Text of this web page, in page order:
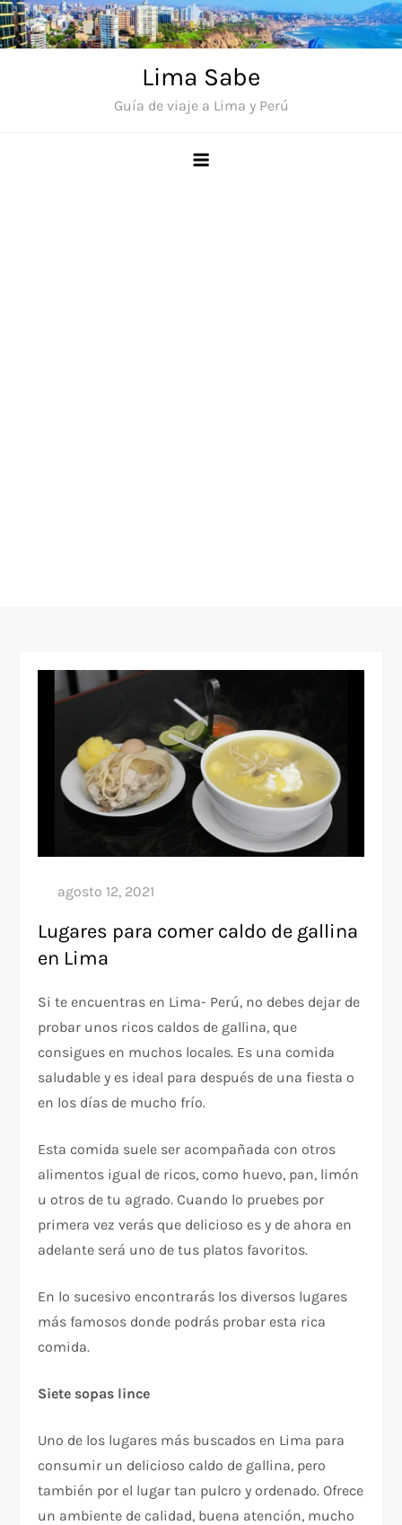
Saltar
al
Lima Sabe
Guía de viaje a Lima y Perú
Lugares para comer caldo de gallina
en Lima
Si te encuentras en Lima- Perú, no debes dejar de
probar unos ricos caldos de gallina, que
consigues en muchos locales. Es una comida
saludable y es ideal para después de una fiesta o
en los días de mucho frío.
Esta comida suele ser acompañada con otros
alimentos igual de ricos, como huevo, pan, limón
u otros de tu agrado. Cuando lo pruebes por
primera vez verás que delicioso es y de ahora en
adelante será uno de tus platos favoritos.
En lo sucesivo encontrarás los diversos lugares
más famosos donde podrás probar esta rica
comida.
Siete sopas lince
Uno de los lugares más buscados en Lima para
consumir un delicioso caldo de gallina, pero
también por el lugar tan pulcro y ordenado. Ofrece
un ambiente de calidad, buena atención, mucho